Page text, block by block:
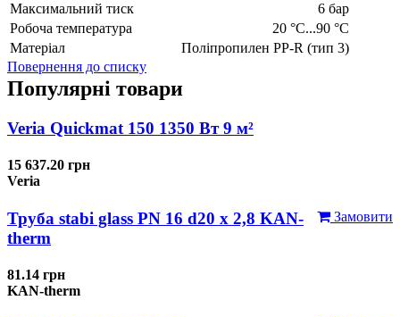
Максимальний тиск
6 бар
Робоча температура
20 °C...90 °C
Матеріал
Поліпропилен PP-R (тип 3)
Повернення до списку
Популярні товари
Veria Quickmat 150 1350 Вт 9 м²
15 637.20 грн
Veria
Замовити
Труба stabi glass PN 16 d20 х 2,8 KAN-
therm
81.14 грн
KAN-therm